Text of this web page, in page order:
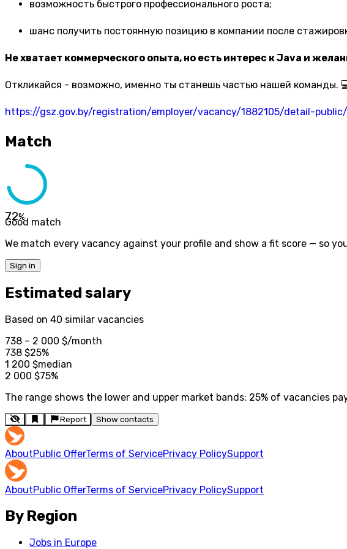
возможность быстрого профессионального роста;
шанс получить постоянную позицию в компании после
Не хватает коммерческого опыта, но есть интерес к Java и
Откликайся - возможно, именно ты станешь частью нашей команды.
https://gsz.gov.by/registration/employer/vacancy/1882105/detail-public/
Match
72%
Good match
We match every vacancy against your profile and show a fit score — so
Sign in
Estimated salary
Based on 40 similar vacancies
738 – 2 000 $/month
738 $25%
1 200 $median
2 000 $75%
The range shows the lower and upper market bands: 25% of vacancies
Report Show contacts
AboutPublic OfferTerms of ServicePrivacy PolicySupport
AboutPublic OfferTerms of ServicePrivacy PolicySupport
By Region
Jobs in Europe